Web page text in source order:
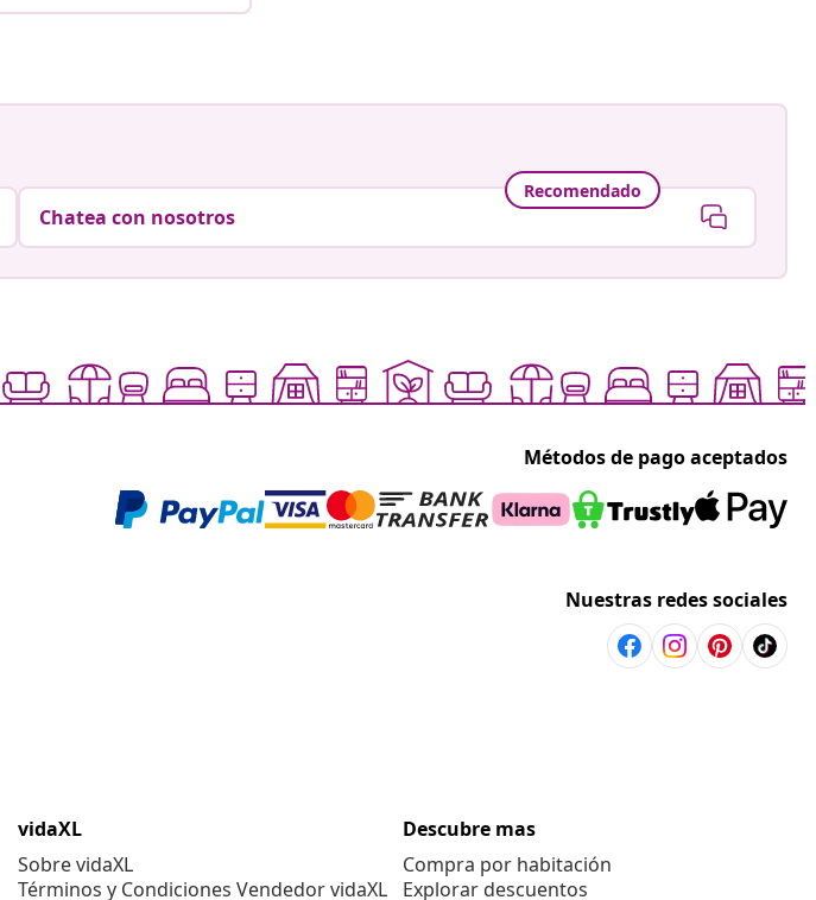
Recomendado
Chatea con nosotros
Métodos de pago aceptados
Nuestras redes sociales
vidaXL
Sobre vidaXL
Términos y Condiciones Vendedor vidaXL
Descubre mas
Compra por habitación
Explorar descuentos